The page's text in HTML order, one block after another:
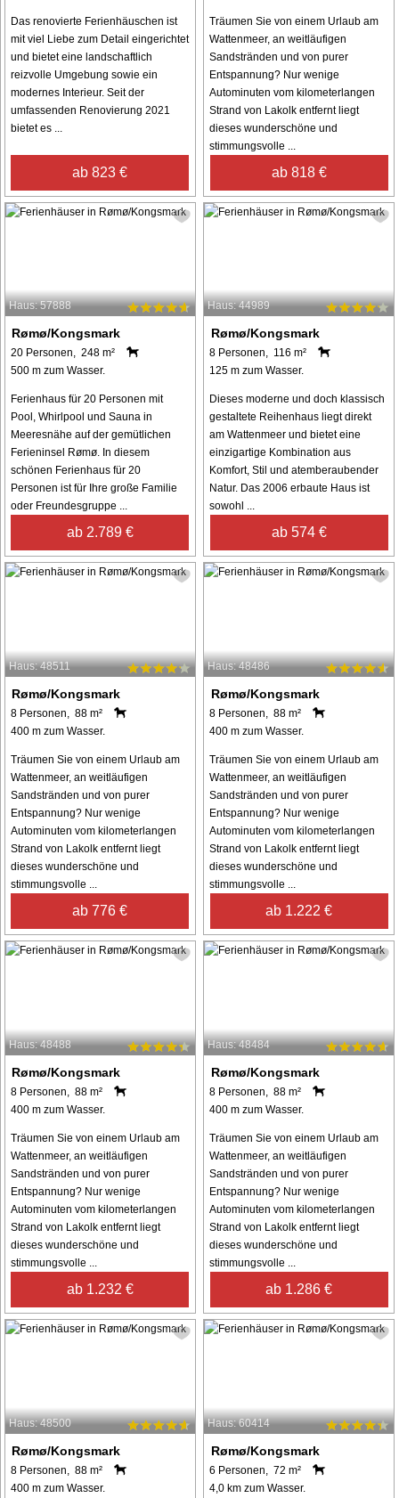
Das renovierte Ferienhäuschen ist
mit viel Liebe zum Detail eingerichtet
und bietet eine landschaftlich
reizvolle Umgebung sowie ein
modernes Interieur. Seit der
umfassenden Renovierung 2021
bietet es ...
ab 823 €
Träumen Sie von einem Urlaub am
Wattenmeer, an weitläufigen
Sandstränden und von purer
Entspannung? Nur wenige
Autominuten vom kilometerlangen
Strand von Lakolk entfernt liegt
dieses wunderschöne und
stimmungsvolle ...
ab 818 €
Haus: 57888
Rømø/Kongsmark
20 Personen, 248 m²
500 m zum Wasser.
Ferienhaus für 20 Personen mit
Pool, Whirlpool und Sauna in
Meeresnähe auf der gemütlichen
Ferieninsel Rømø. In diesem
schönen Ferienhaus für 20
Personen ist für Ihre große Familie
oder Freundesgruppe ...
ab 2.789 €
Haus: 44989
Rømø/Kongsmark
8 Personen, 116 m²
125 m zum Wasser.
Dieses moderne und doch klassisch
gestaltete Reihenhaus liegt direkt
am Wattenmeer und bietet eine
einzigartige Kombination aus
Komfort, Stil und atemberaubender
Natur. Das 2006 erbaute Haus ist
sowohl ...
ab 574 €
Haus: 48511
Rømø/Kongsmark
8 Personen, 88 m²
400 m zum Wasser.
Träumen Sie von einem Urlaub am
Wattenmeer, an weitläufigen
Sandstränden und von purer
Entspannung? Nur wenige
Autominuten vom kilometerlangen
Strand von Lakolk entfernt liegt
dieses wunderschöne und
stimmungsvolle ...
ab 776 €
Haus: 48486
Rømø/Kongsmark
8 Personen, 88 m²
400 m zum Wasser.
Träumen Sie von einem Urlaub am
Wattenmeer, an weitläufigen
Sandstränden und von purer
Entspannung? Nur wenige
Autominuten vom kilometerlangen
Strand von Lakolk entfernt liegt
dieses wunderschöne und
stimmungsvolle ...
ab 1.222 €
Haus: 48488
Rømø/Kongsmark
8 Personen, 88 m²
400 m zum Wasser.
Träumen Sie von einem Urlaub am
Wattenmeer, an weitläufigen
Sandstränden und von purer
Entspannung? Nur wenige
Autominuten vom kilometerlangen
Strand von Lakolk entfernt liegt
dieses wunderschöne und
stimmungsvolle ...
ab 1.232 €
Haus: 48484
Rømø/Kongsmark
8 Personen, 88 m²
400 m zum Wasser.
Träumen Sie von einem Urlaub am
Wattenmeer, an weitläufigen
Sandstränden und von purer
Entspannung? Nur wenige
Autominuten vom kilometerlangen
Strand von Lakolk entfernt liegt
dieses wunderschöne und
stimmungsvolle ...
ab 1.286 €
Haus: 48500
Rømø/Kongsmark
8 Personen, 88 m²
400 m zum Wasser.
Haus: 60414
Rømø/Kongsmark
6 Personen, 72 m²
4,0 km zum Wasser.